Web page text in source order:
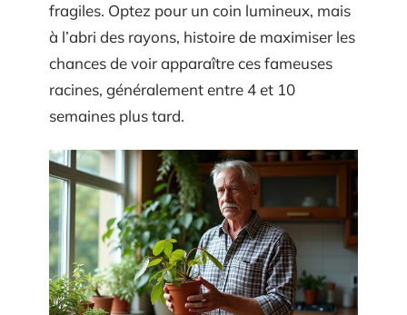
fragiles. Optez pour un coin lumineux, mais
à l’abri des rayons, histoire de maximiser les
chances de voir apparaître ces fameuses
racines, généralement entre 4 et 10
semaines plus tard.